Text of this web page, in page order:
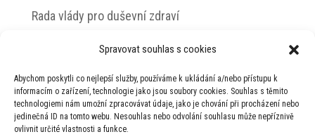
Spravovat souhlas s cookies
Abychom poskytli co nejlepší služby, používáme k ukládání a/nebo přístupu k
informacím o zařízení, technologie jako jsou soubory cookies. Souhlas s těmito
technologiemi nám umožní zpracovávat údaje, jako je chování při procházení nebo
jedinečná ID na tomto webu. Nesouhlas nebo odvolání souhlasu může nepříznivě
ovlivnit určité vlastnosti a funkce.
Rada vlády pro duševní zdraví
© 2026 Jiří Horecký – Osobní stránky Jiřího
Horeckého
Web vytvořila firma